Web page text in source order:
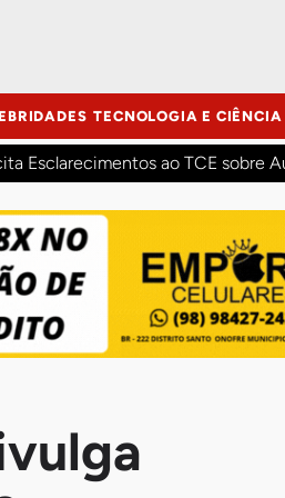
TECNOLOGIA E CIÊNCIA
Esclarecimentos ao TCE sobre